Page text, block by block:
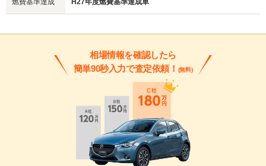
燃費基準達成 H27年度燃費基準達成車
相場情報を確認したら
簡単90秒入力で査定依頼！ (無料)